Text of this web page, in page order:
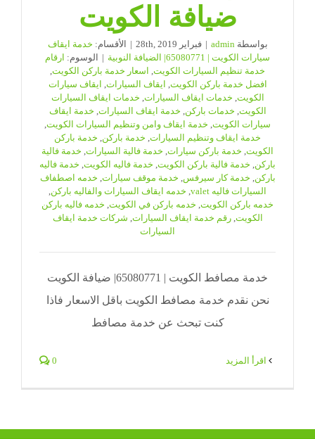
ضيافة الكويت
بواسطةadmin
| فبراير 28th, 2019 | الأقسام: خدمة ايقاف
سيارات الكويت | 65080771| الضيافة النوبية
| الوسوم: ارقام
خدمة تنظيم السيارات الكويت, اسعار خدمة باركن الكويت,
افضل خدمة باركن الكويت, ايقاف السيارات, ايقاف سيارات
الكويت, خدمات ايقاف السيارات, خدمات ايقاف السيارات
الكويت, خدمات باركن, خدمة ايقاف السيارات, خدمة ايقاف
سيارات الكويت, خدمة ايقاف وامن وتنظيم السيارات الكويت,
خدمة ايقاف وتنظيم السيارات, خدمة باركن, خدمة باركن
الكويت, خدمة باركن سيارات, خدمة فالية السيارات, خدمة فالية
باركن, خدمة فالية باركن الكويت, خدمة فاليه الكويت, خدمة فاليه
باركن, خدمة كار سيرفس, خدمة موقف سيارات, خدمه اصطفاف
السيارات فاليه valet
, خدمه ايقاف السيارات والفاليه باركن,
خدمه باركن الكويت, خدمه باركن في الكويت, خدمه فاليه باركن
الكويت,رقم خدمة ايقاف السيارات, شركات خدمة ايقاف
السيارات
خدمة مصافط الكويت | 65080771| ضيافة الكويت
نحن نقدم خدمة مصافط الكويت باقل الاسعار فاذا
كنت تبحث عن خدمة مصافط
0